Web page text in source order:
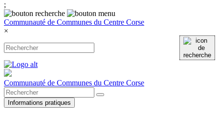
;
Communauté de Communes du Centre Corse
×
Communauté de Communes du Centre Corse
Informations pratiques